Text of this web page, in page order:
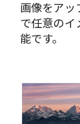
画像をアッ
で任意のイ
能です。